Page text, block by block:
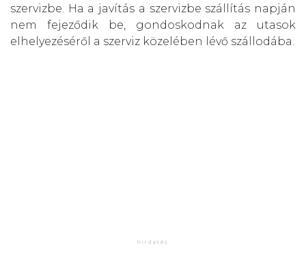
szervizbe. Ha a javítás a szervizbe szállítás napján
nem fejeződik be, gondoskodnak az utasok
elhelyezéséről a szerviz közelében lévő szállodába.